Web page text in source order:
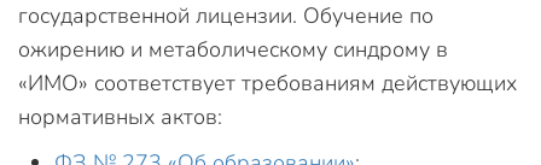
государственной лицензии. Обучение по
ожирению и метаболическому синдрому в
«ИМО» соответствует требованиям действующих
нормативных актов: